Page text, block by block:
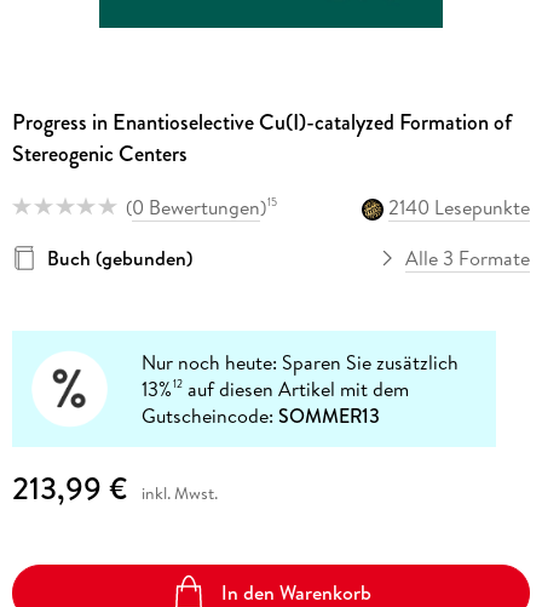
Progress in Enantioselective Cu(I)-catalyzed Formation of
Stereogenic Centers
(0 Bewertungen)15
2140 Lesepunkte
Buch (gebunden)
Alle 3 Formate
Nur noch heute: Sparen Sie zusätzlich
13%12 auf diesen Artikel mit dem
Gutscheincode:SOMMER13
213,99 € inkl. Mwst.
In den Warenkorb